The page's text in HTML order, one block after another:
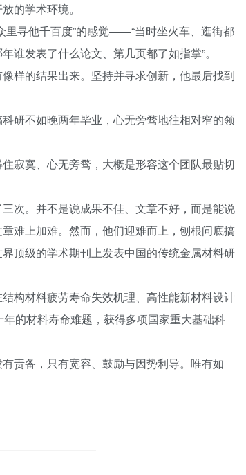
的学术环境。
里寻他千百度”的感觉——“当时坐火车、逛街都
谁发表了什么论文、第几页都了如指掌”。
样的结果出来。坚持并寻求创新，他最后找到
研不如晚两年毕业，心无旁骛地往相对窄的领
寂寞、心无旁骛，大概是形容这个团队最贴切
次。并不是说成果不佳、文章不好，而是能说
难上加难。然而，他们迎难而上，刨根问底搞
顶级的学术期刊上发表中国的传统金属材料研
构材料疲劳寿命失效机理、高性能新材料设计
的材料寿命难题，获得多项国家重大基础科
责备，只有宽容、鼓励与因势利导。唯有如